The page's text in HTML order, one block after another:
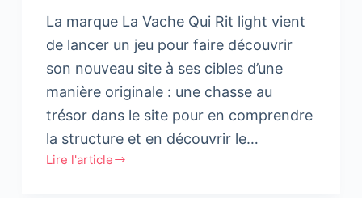
La marque La Vache Qui Rit light vient
de lancer un jeu pour faire découvrir
son nouveau site à ses cibles d’une
manière originale : une chasse au
trésor dans le site pour en comprendre
la structure et en découvrir le…
Lire l'article
La